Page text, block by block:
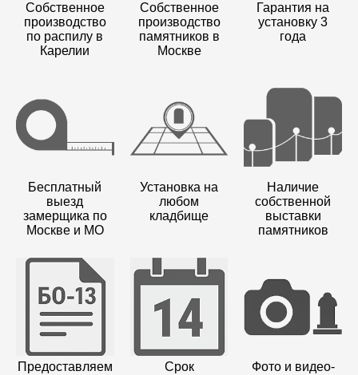
Собственное
производство
по распилу в
Карелии
Собственное
производство
памятников в
Москве
Гарантия на
установку 3
года
Бесплатный
выезд
замерщика по
Москве и МО
Установка на
любом
кладбище
Наличие
собственной
выставки
памятников
Предоставляем
Срок
Фото и видео-